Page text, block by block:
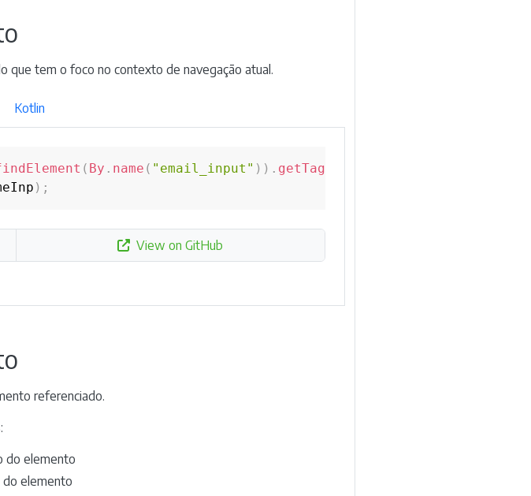
que tem o foco no contexto de navegação atual.
Kotlin
( By . name ( "email_input" ) ) . getTagName
) ;
View on GitHub
referenciado.
do elemento
do elemento